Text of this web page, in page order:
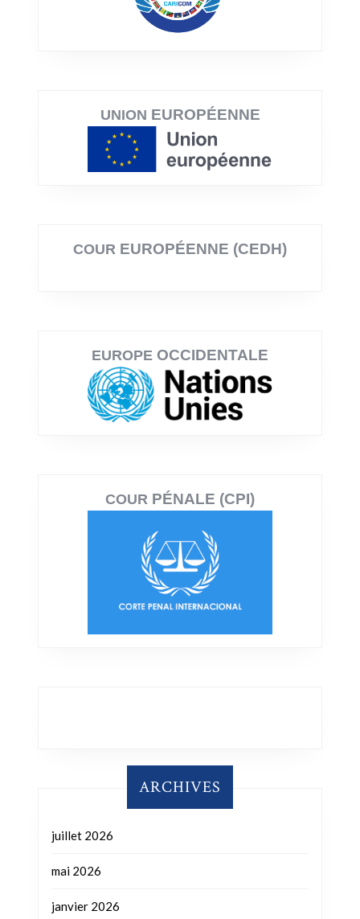
UNION EUROPÉENNE
COUR EUROPÉENNE (CEDH)
EUROPE OCCIDENTALE
COUR PÉNALE (CPI)
ARCHIVES
juillet 2026
mai 2026
janvier 2026